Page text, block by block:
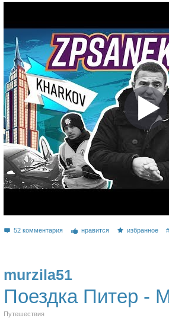
52 комментария нравится избранное
murzila51
Поездка Питер -
Путешествия